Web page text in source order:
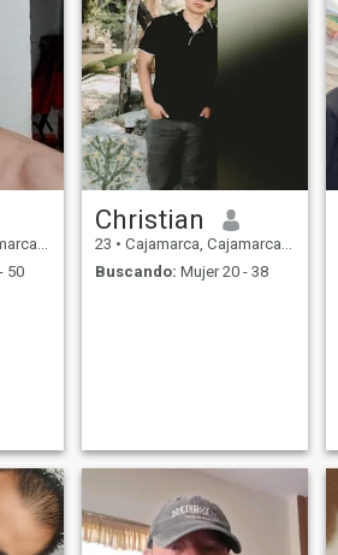
Perú
50
Christian
23 • Cajamarca, Cajamarca, Perú
Buscando: Mujer 20 - 38